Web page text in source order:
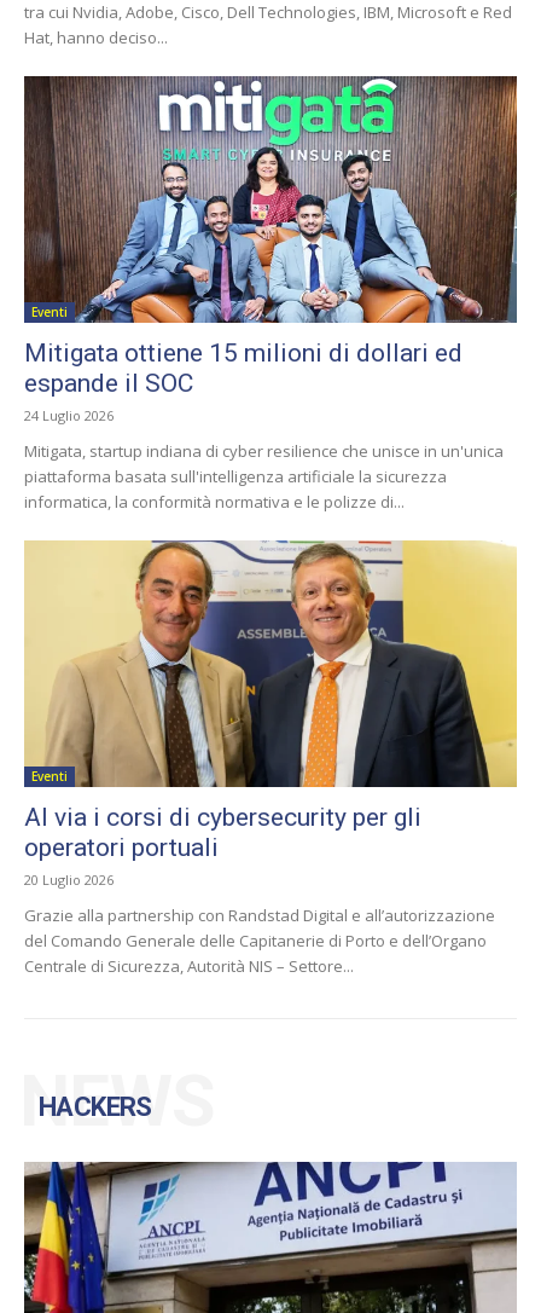
tra cui Nvidia, Adobe, Cisco, Dell Technologies, IBM, Microsoft e Red
Hat, hanno deciso...
Eventi
Mitigata ottiene 15 milioni di dollari ed
espande il SOC
24 Luglio 2026
Mitigata, startup indiana di cyber resilience che unisce in un'unica
piattaforma basata sull'intelligenza artificiale la sicurezza
informatica, la conformità normativa e le polizze di...
Eventi
Al via i corsi di cybersecurity per gli
operatori portuali
20 Luglio 2026
Grazie alla partnership con Randstad Digital e all’autorizzazione
del Comando Generale delle Capitanerie di Porto e dell’Organo
Centrale di Sicurezza, Autorità NIS – Settore...
HACKERS
NEWS